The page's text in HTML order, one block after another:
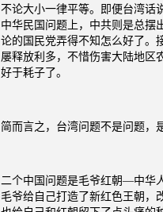
不论大小一律平等。即便台湾话
中华民国问题上，中共则是总摆
论的国民党弄得不知怎么好了。
屡释放利多，不惜伤害大陆地区
好于耗子了。
简而言之，台湾问题不是问题，
二个中国问题是毛爷红朝—中华
毛爷给自己打造了新红色王朝，